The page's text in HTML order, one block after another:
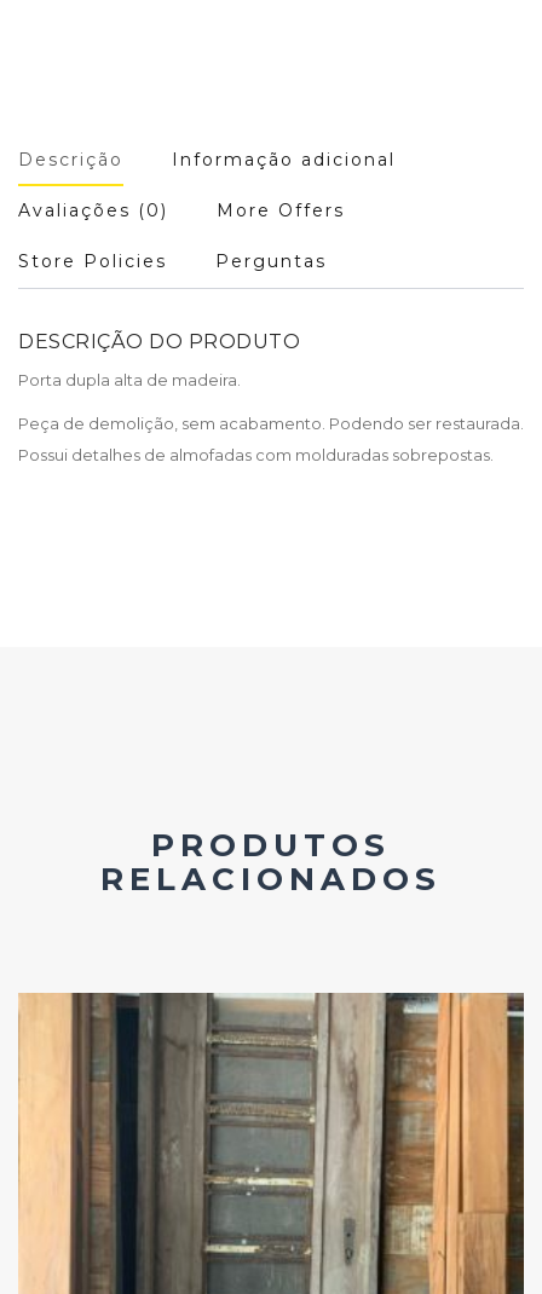
Descrição Informação adicional
Avaliações (0) More Offers
Store Policies Perguntas
DESCRIÇÃO DO PRODUTO
Porta dupla alta de madeira.
Peça de demolição, sem acabamento. Podendo ser restaurada.
Possui detalhes de almofadas com molduradas sobrepostas.
PRODUTOS
RELACIONADOS
Add
ao
Favoritos